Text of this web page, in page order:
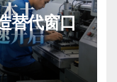
替代窗口